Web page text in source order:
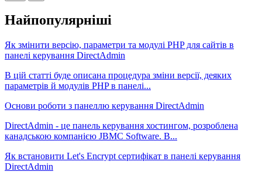
Найпопулярніші
Як змінити версію, параметри та модулі PHP для сайтів в
панелі керування DirectAdmin
В цій статті буде описана процедура зміни версії, деяких
параметрів й модулів PHP в панелі...
Основи роботи з панеллю керування DirectAdmin
DirectAdmin - це панель керування хостингом, розроблена
канадською компанією JBMC Software. В...
Як встановити Let's Encrypt сертифікат в панелі керування
DirectAdmin